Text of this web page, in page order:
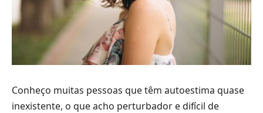
Conheço muitas pessoas que têm autoestima quase
inexistente, o que acho perturbador e difícil de